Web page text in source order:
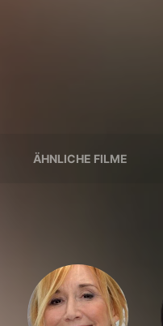
ÄHNLICHE FILME